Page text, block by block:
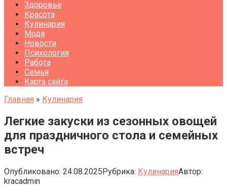
Здоровье
Красота
Кулинария
Мода
Новости
Психология
Работа
Семья
Карта сайта
Главная » Кулинария
Легкие закуски из сезонных овощей
для праздничного стола и семейных
встреч
Опубликовано: 24.08.2025Рубрика: КулинарияАвтор:
kracadmin